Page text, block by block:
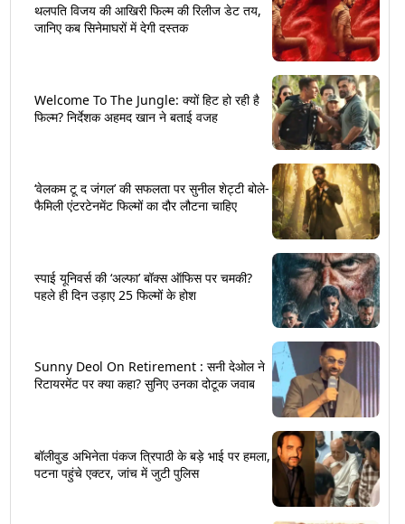
थलपति विजय की आखिरी फिल्म की रिलीज डेट तय,
जानिए कब सिनेमाघरों में देगी दस्तक
Welcome To The Jungle: क्यों हिट हो रही है
फिल्म? निर्देशक अहमद खान ने बताई वजह
‘वेलकम टू द जंगल’ की सफलता पर सुनील शेट्टी बोले-
फैमिली एंटरटेनमेंट फिल्मों का दौर लौटना चाहिए
स्पाई यूनिवर्स की ‘अल्फा’ बॉक्स ऑफिस पर चमकी?
पहले ही दिन उड़ाए 25 फिल्मों के होश
Sunny Deol On Retirement : सनी देओल ने
रिटायरमेंट पर क्या कहा? सुनिए उनका दोटूक जवाब
बॉलीवुड अभिनेता पंकज त्रिपाठी के बड़े भाई पर हमला,
पटना पहुंचे एक्टर, जांच में जुटी पुलिस